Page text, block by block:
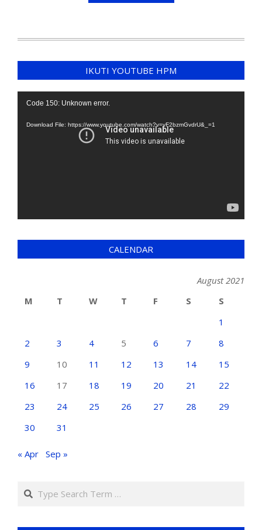
IKUTI YOUTUBE HPM
Video
Code 150: Unknown error.
Download File: https://www.youtube.com/watch?v=yF2bzmGvdrU&_=1
CALENDAR
August 2021
M
T W T F S
S
1
2
3 4 5 6 7
8
9
10 11 12 13 14
15
16
17 18 19 20 21
22
23
24 25 26 27 28
29
30
31
« Apr Sep »